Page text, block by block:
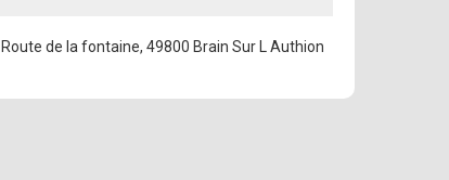
Route de la fontaine, 49800 Brain Sur L Authion